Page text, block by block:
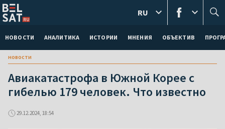
НОВОСТИ АНАЛИТИКА ИСТОРИИ МНЕНИЯ ОБЪЕКТИВ
RU
новости
Авиакатастрофа в Южной Корее с
гибелью 179 человек. Что известно
29.12.2024, 18:54